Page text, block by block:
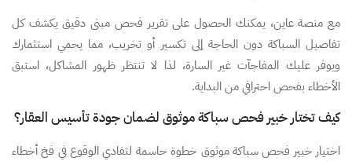
مع منصة عاين، يمكنك الحصول على تقرير فحص مبنى دقيق يكشف كل
تفاصيل السباكة دون الحاجة إلى تكسير أو تخريب، مما يحمي استثمارك
ويوفر عليك المفاجآت غير السارة، لذا لا تنتظر ظهور المشاكل، استبق
الأخطاء بفحص احترافي من البداية.
كيف تختار خبير فحص سباكة موثوق لضمان جودة تأسيس العقار؟
اختيار خبير فحص سباكة موثوق خطوة حاسمة لتفادي الوقوع في فخ أخطاء